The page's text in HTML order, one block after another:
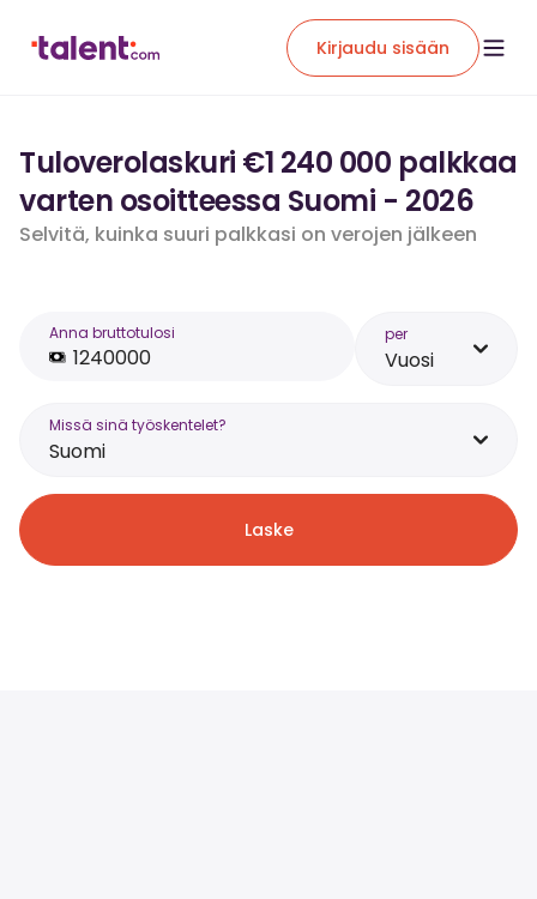
Kirjaudu sisään
Tuloverolaskuri €1 240 000 palkkaa
varten osoitteessa Suomi - 2026
Selvitä, kuinka suuri palkkasi on verojen jälkeen
Anna bruttotulosi per
Vuosi
Missä sinä työskentelet?
Suomi
Laske